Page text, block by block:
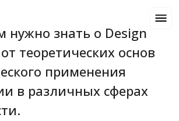
нужно знать о Design
теоретических основ
применения
в различных сферах